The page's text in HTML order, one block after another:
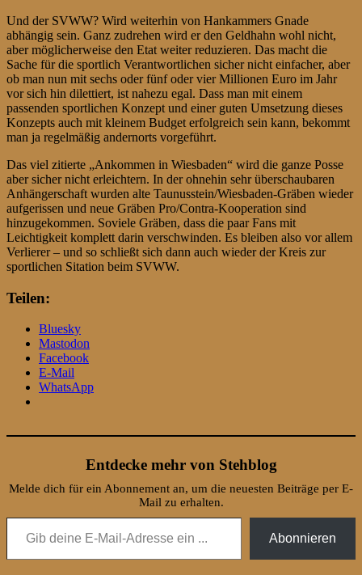
Und der SVWW? Wird weiterhin von Hankammers Gnade
abhängig sein. Ganz zudrehen wird er den Geldhahn wohl nicht,
aber möglicherweise den Etat weiter reduzieren. Das macht die
Sache für die sportlich Verantwortlichen sicher nicht einfacher, aber
ob man nun mit sechs oder fünf oder vier Millionen Euro im Jahr
vor sich hin dilettiert, ist nahezu egal. Dass man mit einem
passenden sportlichen Konzept und einer guten Umsetzung dieses
Konzepts auch mit kleinem Budget erfolgreich sein kann, bekommt
man ja regelmäßig andernorts vorgeführt.
Das viel zitierte „Ankommen in Wiesbaden“ wird die ganze Posse
aber sicher nicht erleichtern. In der ohnehin sehr überschaubaren
Anhängerschaft wurden alte Taunusstein/Wiesbaden-Gräben wieder
aufgerissen und neue Gräben Pro/Contra-Kooperation sind
hinzugekommen. Soviele Gräben, dass die paar Fans mit
Leichtigkeit komplett darin verschwinden. Es bleiben also vor allem
Verlierer – und so schließt sich dann auch wieder der Kreis zur
sportlichen Sitation beim SVWW.
Teilen:
Bluesky
Mastodon
Facebook
E-Mail
WhatsApp
Entdecke mehr von Stehblog
Melde dich für ein Abonnement an, um die neuesten Beiträge per E-
Mail zu erhalten.
Gib deine E-Mail-Adresse ein ...
Abonnieren